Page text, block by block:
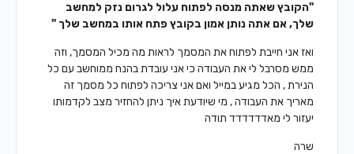
"הקובץ שאתה מנסה לפתוח עלול לגרום נזק למחשב
שלך, אם אתה נותן אמון בקובץ פתח אותו במחשב שלך "
ואז אני חייבת לפתוח את המסמך לראות מה מכיל המסמך, וזה
ממש מסרבל לי את העבודה כי אני עובדת בהנח ממוחשב עם כל
הנירת , הכל מגיע במייל ואם אני צריכה לפתוח כל מסמך זה
מאריך את העבודה , מי שיודעת איך ניתן להחזיר מצב לקדמותו
יעזור לי מאדדדדדד תודה
שרה